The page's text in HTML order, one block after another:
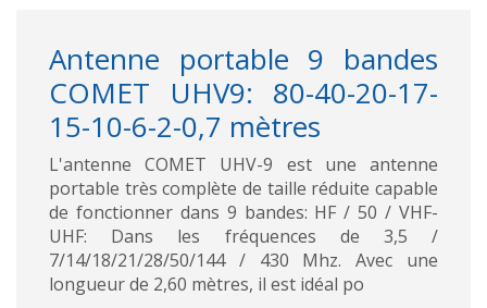
Antenne portable 9 bandes
COMET UHV9: 80-40-20-17-
15-10-6-2-0,7 mètres
L'antenne COMET UHV-9 est une antenne
portable très complète de taille réduite capable
de fonctionner dans 9 bandes: HF / 50 / VHF-
UHF: Dans les fréquences de 3,5 /
7/14/18/21/28/50/144 / 430 Mhz. Avec une
longueur de 2,60 mètres, il est idéal po